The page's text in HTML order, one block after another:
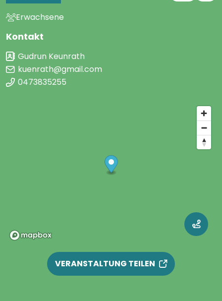
Erwachsene
Kontakt
Gudrun Keunrath
kuenrath@gmail.com
0473835255
VERANSTALTUNG TEILEN